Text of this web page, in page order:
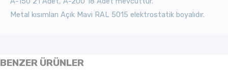
Metal kısımları Açık Mavi RAL 5015 elektrostatik boyalıdır.
BENZER ÜRÜNLER